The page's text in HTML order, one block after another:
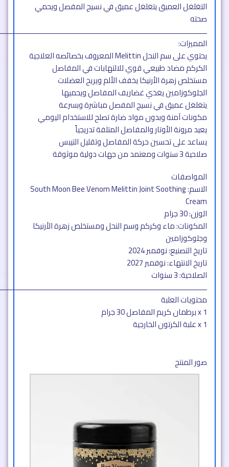
التغلغل العميق يتغلغل عميق في نسيج المفصل ويحمي
صحته
المميزات:
يحتوي على سم النحل Melittin المعروف بخصائصه العلاجية
الكركم مضاد طبيعي قوي للالتهابات في المفاصل
مستخلص زهرة الأرنيكا يخفف الألم ويريح العضلات
الجلوكوزامين يغذي غضاريف المفاصل ويحميها
يتغلغل عميق في نسيج المفصل مباشرة وبسرعة
مكونات آمنة وبدون مواد ضارة تصلح للاستخدام اليومي
يعيد مرونة الأوتار والمفاصل المتلفة تدريجياً
يساعد على تحسين حركة المفاصل وتقليل التيبس
صلاحية 3 سنوات ومعتمد من جهات دولية موثوقة
المواصفات
الاسم: South Moon Bee Venom Melittin Joint Soothing
Cream
الوزن: 30 جرام
المكونات: ماء وكركم وسم النحل ومستخلص زهرة الأرنيكا
وجلوكوزامين
تاريخ التصنيع: نوفمبر 2024
تاريخ الانتهاء: نوفمبر 2027
الصلاحية: 3 سنوات
محتويات العلبة
1 x برطمان كريم المفاصل 30 جرام
1 x علبة الكرتون الخارجية
صور المنتج​